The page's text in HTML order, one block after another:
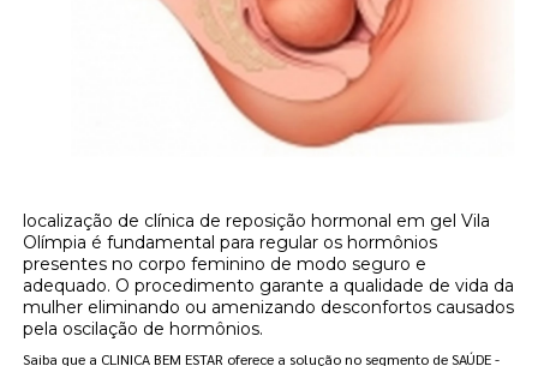
localização de clínica de reposição hormonal em gel Vila
Olímpia é fundamental para regular os hormônios
presentes no corpo feminino de modo seguro e
adequado. O procedimento garante a qualidade de vida da
mulher eliminando ou amenizando desconfortos causados
pela oscilação de hormônios.
Saiba que a CLINICA BEM ESTAR oferece a solução no segmento de SAÚDE -